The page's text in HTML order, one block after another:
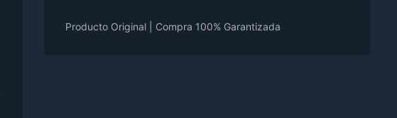
Producto Original | Compra 100% Garantizada